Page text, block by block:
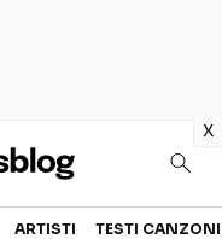
x
ARTISTI TESTI CANZONI